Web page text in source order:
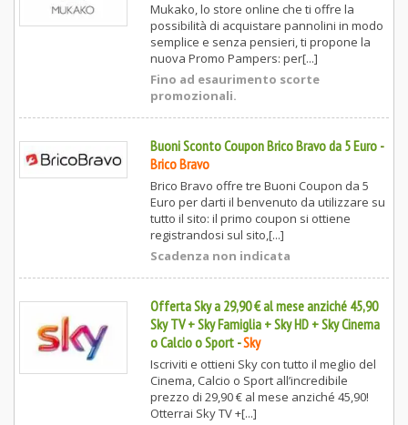
Mukako, lo store online che ti offre la
possibilità di acquistare pannolini in modo
semplice e senza pensieri, ti propone la
nuova Promo Pampers: per[...]
Fino ad esaurimento scorte
promozionali.
Buoni Sconto Coupon Brico Bravo da 5 Euro-
Brico Bravo
Brico Bravo offre tre Buoni Coupon da 5
Euro per darti il benvenuto da utilizzare su
tutto il sito: il primo coupon si ottiene
registrandosi sul sito,[...]
Scadenza non indicata
Offerta Sky a 29,90 € al mese anziché 45,90
Sky TV + Sky Famiglia + Sky HD + Sky Cinema
o Calcio o Sport-Sky
Iscriviti e ottieni Sky con tutto il meglio del
Cinema, Calcio o Sport all’incredibile
prezzo di 29,90 € al mese anziché 45,90!
Otterrai Sky TV +[...]